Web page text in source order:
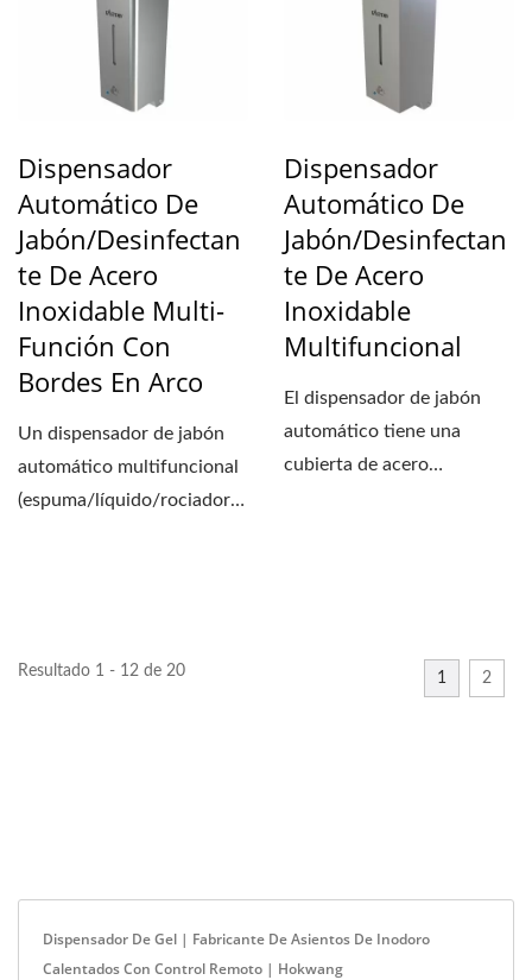
Dispensador
Automático De
Jabón/desinfectan
Te De Acero
Inoxidable Multi-
Función Con
Bordes En Arco
Un dispensador de jabón
automático multifuncional
(espuma/líquido/rociador)
Dispensador
Automático De
Jabón/desinfectan
Te De Acero
Inoxidable
Multifuncional
El dispensador de jabón
automático tiene una
cubierta de acero
Resultado 1 - 12 de 20 1 2
Dispensador De Gel | Fabricante De Asientos De Inodoro
Calentados Con Control Remoto | Hokwang